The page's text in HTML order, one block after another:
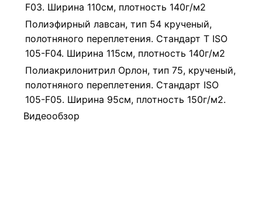
F03. Ширина 110см, плотность 140г/м2
Полиэфирный лавсан, тип 54 крученый,
полотняного переплетения. Стандарт Т ISO
105-F04. Ширина 115см, плотность 140г/м2
Полиакрилонитрил Орлон, тип 75, крученый,
полотняного переплетения. Стандарт ISO
105-F05. Ширина 95см, плотность 150г/м2.
Видеообзор